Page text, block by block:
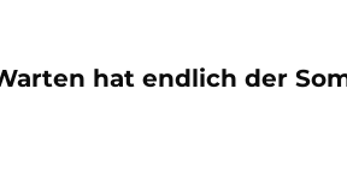
hat endlich der